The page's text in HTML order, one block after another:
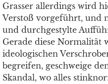
Grasser allerdings wird
Verstoß vorgeführt, und
und durchgestylte
Gerade diese Normalität
ideologischen
begreifen, geschweige
Skandal, wo alles